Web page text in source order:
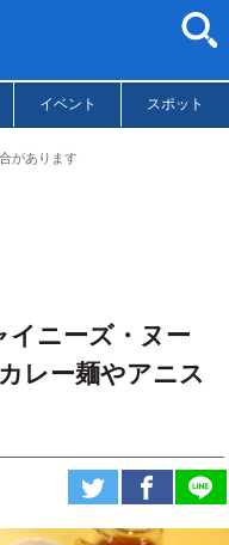
イベント スポット
があります
イニーズ・ヌー
レー麺やアニス